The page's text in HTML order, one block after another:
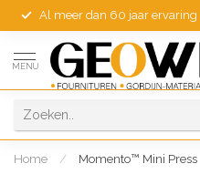
Al meer dan 60 jaar ervaring
MENU
Home / Momento™ Mini Press